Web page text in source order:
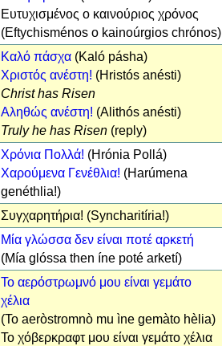
Ευτυχισμένος ο καινούριος χρόνος
(Eftychisménos o kainoúrgios chrónos)
Καλό πάσχα (Kaló pásha)
Χριστός ανέστη! (Hristós anésti)
Christ has Risen
Αληθώς ανέστη! (Alithós anésti)
Truly he has Risen (reply)
Χρόνια Πολλά! (Hrónia Pollá)
Χαρούμενα Γενέθλια! (Harúmena
genéthlia!)
Συγχαρητήρια! (Syncharitíria!)
Μία γλώσσα δεν είναι ποτέ αρκετή
(Mía glóssa then íne poté arketí)
Το αερόστρωμνό μου είναι γεμάτο
χέλια
(To aeròstromnò mu ìne gemàto hèlia)
Το χόβερκραφτ μου είναι γεμάτο χέλια